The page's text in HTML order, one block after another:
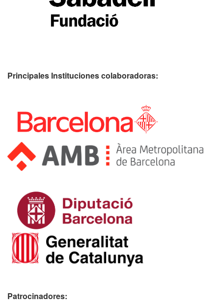
Principales Instituciones colaboradoras:
Patrocinadores: